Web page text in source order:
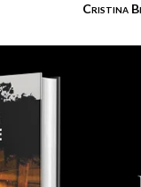
Cristina